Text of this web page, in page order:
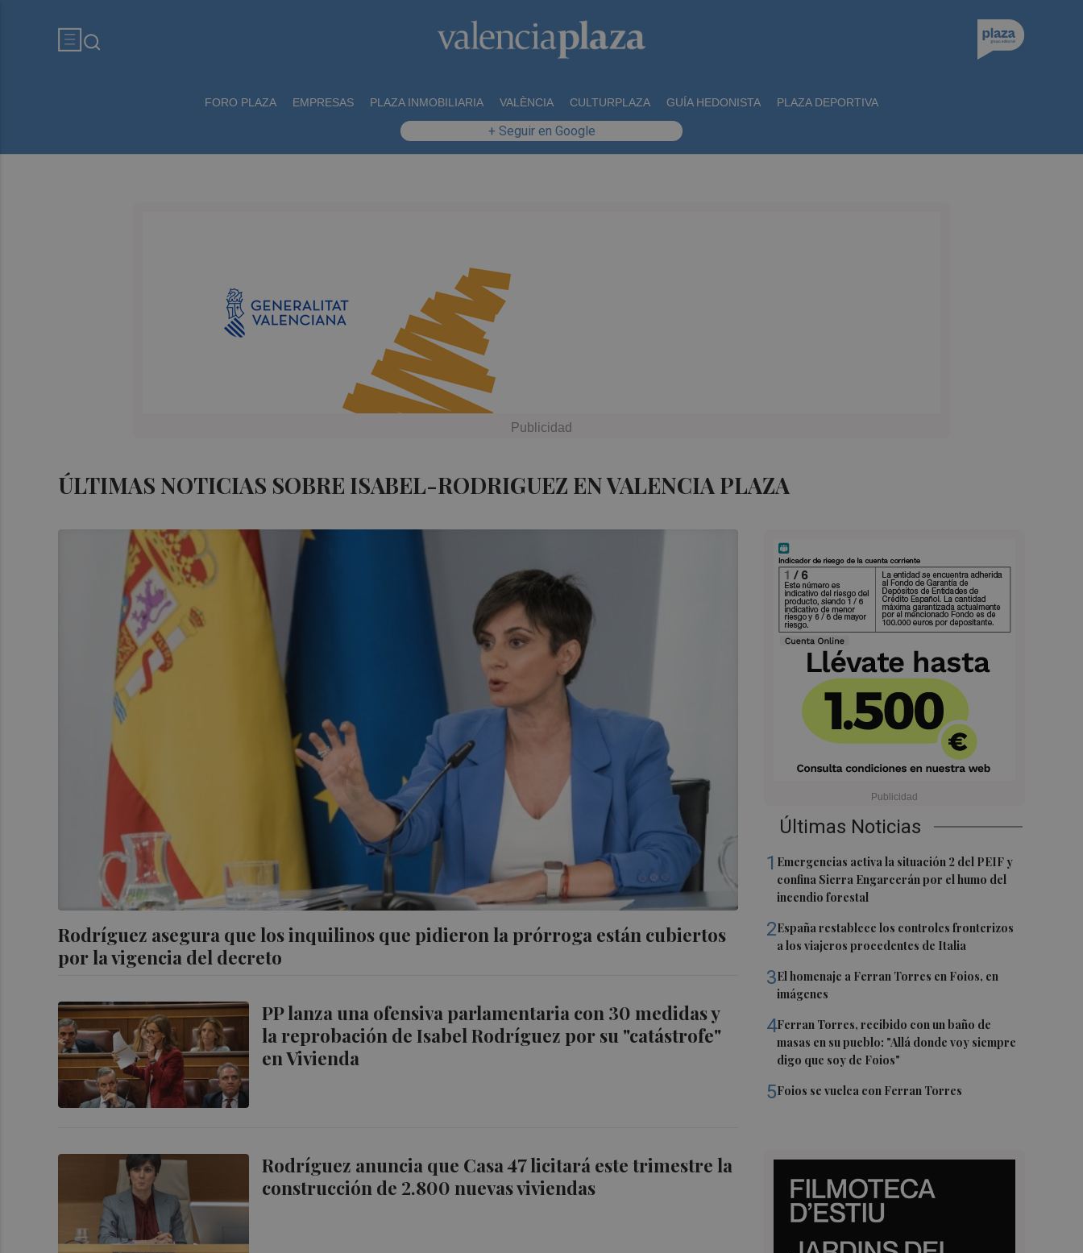
FORO PLAZA EMPRESAS PLAZA INMOBILIARIA VALÈNCIA CULTURPLAZA GUÍA HEDONISTA PLAZA DEPORTIVA
+ Seguir en Google
ÚLTIMAS NOTICIAS SOBRE ISABEL-RODRIGUEZ EN VALENCIA PLAZA
Rodríguez asegura que los inquilinos que pidieron la prórroga están cubiertos
por la vigencia del decreto
PP lanza una ofensiva parlamentaria con 30 medidas y
la reprobación de Isabel Rodríguez por su "catástrofe"
en Vivienda
Rodríguez anuncia que Casa 47 licitará este trimestre la
construcción de 2.800 nuevas viviendas
Últimas Noticias
1 Emergencias activa la situación 2 del PEIF y
confina Sierra Engarcerán por el humo del
incendio forestal
2España restablece los controles fronterizos
a los viajeros procedentes de Italia
3El homenaje a Ferran Torres en Foios, en
imágenes
4Ferran Torres, recibido con un baño de
masas en su pueblo: "Allá donde voy siempre
digo que soy de Foios"
5Foios se vuelca con Ferran Torres